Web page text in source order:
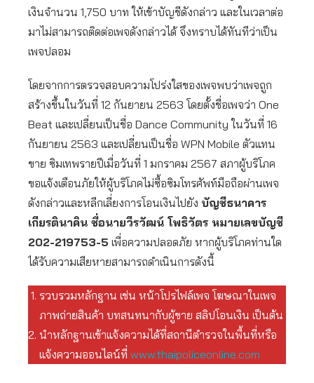
เงินจำนวน 1,750 บาท ให้เข้าบัญชีดังกล่าว และในเวลาต่อ
มาไม่สามารถติดต่อเพจดังกล่าวได้ จึงทราบได้ทันทีว่าเป็น
เพจปลอม
โดยจากการตรวจสอบความโปร่งใสของเพจพบว่าเพจถูก
สร้างขึ้นในวันที่ 12 กันยายน 2563 โดยตั้งชื่อเพจว่า One
Beat และเปลี่ยนเป็นชื่อ Dance Community ในวันที่ 16
กันยายน 2563 และเปลี่ยนเป็นชื่อ WPN Mobile ตัวแทน
ขาย ซิมเทพรายปีเมื่อวันที่ 1 มกราคม 2567 สภาผู้บริโภค
ขอแจ้งเตือนภัยให้ผู้บริโภคไม่ซื้อซิมโทรศัพท์มือถือผ่านเพจ
ดังกล่าวและหลีกเลี่ยงการโอนเงินไปยัง บัญชีธนาคาร
เกียรตินาคิน ชื่อนายวีรวัฒน์ โพธิวัตร หมายเลขบัญชี
202-219753-5 เพื่อความปลอดภัย หากผู้บริโภคท่านใด
ได้รับความเสียหายสามารถดำเนินการดังนี้
รวบรวมหลักฐาน เช่น หน้าโปรไฟล์เพจ โฆษณาในเพจ
ภาพถ่ายสินค้า บทสนทนากับผู้ขาย สลิปโอนเงิน เป็นต้น
นำหลักฐานเข้าแจ้งความได้ที่สถานีตำรวจในพื้นที่หรือ
แจ้งความออนไลน์ที่ www.thaipoliceonline.com